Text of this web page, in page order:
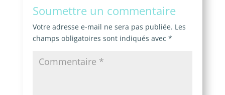
Soumettre un commentaire
Votre adresse e-mail ne sera pas publiée. Les
champs obligatoires sont indiqués avec *